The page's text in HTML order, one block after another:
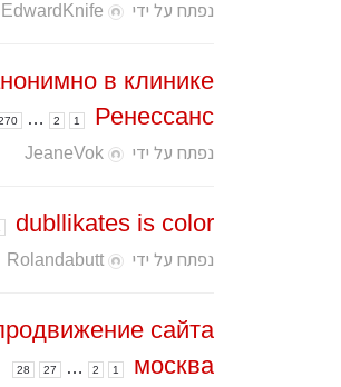
נפתח על ידי EdwardKnife
в клинике
Ренессанс
1
2
…
נפתח על ידי JeaneVok
dubllikates is color
נפתח על ידי Rolandabutt
сайта
москва
1
2
…
27
28